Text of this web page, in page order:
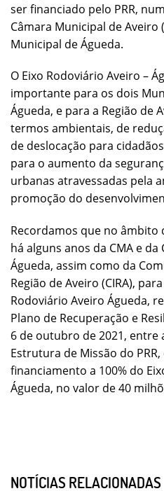
ser financiado pelo PRR,
Câmara Municipal de Aveiro
Municipal de Águeda.
O Eixo Rodoviário Aveiro –
importante para os dois
Águeda, e para a Região de
termos ambientais, de
de deslocação para
para o aumento da
urbanas atravessadas pela
promoção do
Recordamos que no
há alguns anos da CMA e
Águeda, assim como da
Região de Aveiro (CIRA),
Rodoviário Aveiro Águeda,
Plano de Recuperação e
6 de outubro de 2021, entre
Estrutura de Missão do
financiamento a 100% do
Águeda, no valor de 40
NOTÍCIAS RELACIONADAS